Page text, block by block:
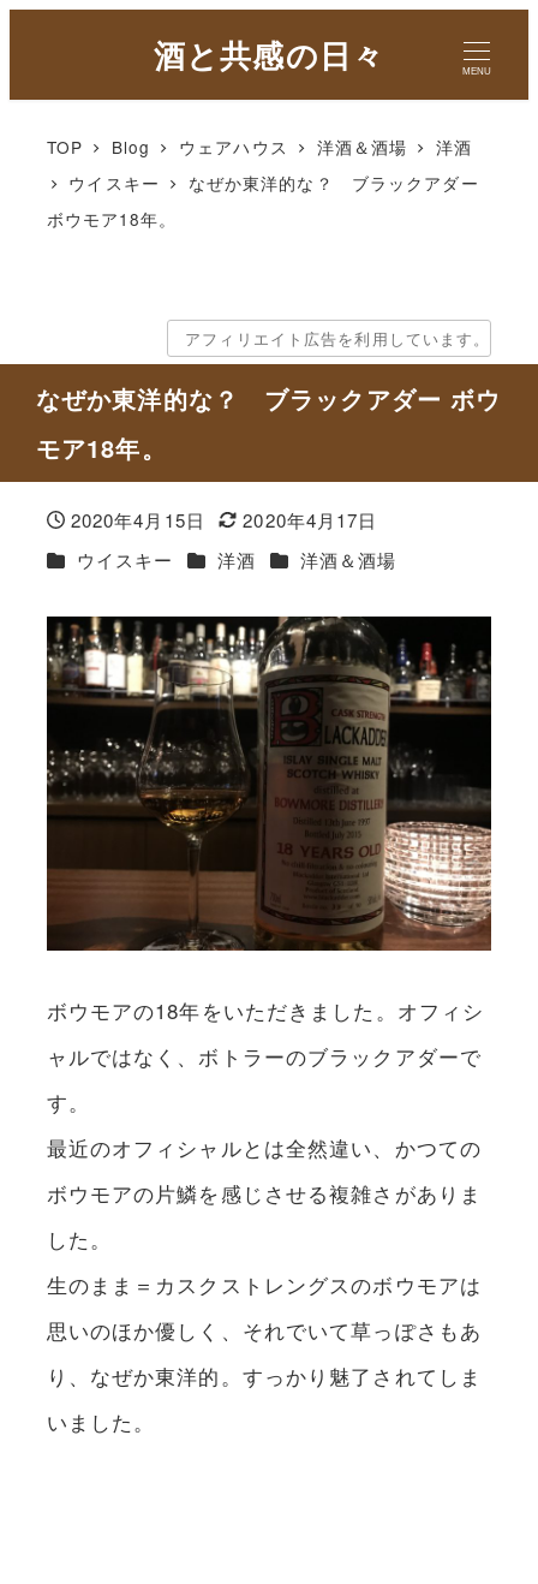
酒と共感の日々 MENU
TOP Blog ウェアハウス 洋酒＆酒場
洋酒
ウイスキー
なぜか東洋的な？ ブラックアダー
ボウモア18年。
アフィリエイト広告を利用しています。
なぜか東洋的な？ ブラックアダー ボウ
モア18年。
2020年4月15日
2020年4月17日
カテゴリー
ウイスキー カテゴリー
洋酒 カテゴリー
洋酒＆酒場
ボウモアの18年をいただきました。オフィシ
ャルではなく、ボトラーのブラックアダーで
す。
最近のオフィシャルとは全然違い、かつての
ボウモアの片鱗を感じさせる複雑さがありま
した。
生のまま＝カスクストレングスのボウモアは
思いのほか優しく、それでいて草っぽさもあ
り、なぜか東洋的。すっかり魅了されてしま
いました。